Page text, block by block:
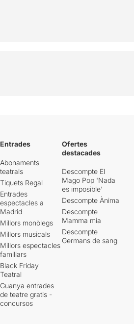
Entrades
Abonaments
teatrals
Tiquets Regal
Entrades
espectacles a
Madrid
Millors monòlegs
Millors musicals
Millors espectacles
familiars
Black Friday
Teatral
Guanya entrades
de teatre gratis -
concursos
Ofertes
destacades
Descompte El
Mago Pop 'Nada
es imposible'
Descompte Ànima
Descompte
Mamma mia
Descompte
Germans de sang